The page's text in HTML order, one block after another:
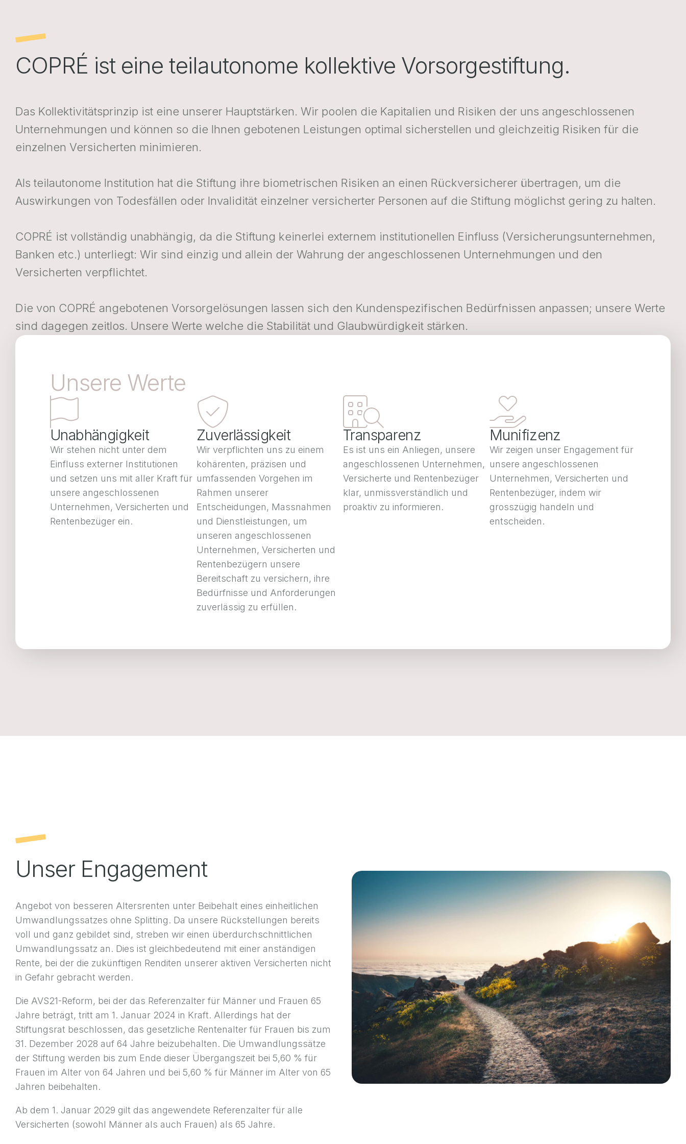
COPRÉ ist eine teilautonome kollektive Vorsorgestiftung.
Das Kollektivitätsprinzip ist eine unserer Hauptstärken. Wir poolen die Kapitalien und Risiken der uns angeschlossenen
Unternehmungen und können so die Ihnen gebotenen Leistungen optimal sicherstellen und gleichzeitig Risiken für die
einzelnen Versicherten minimieren.
Als teilautonome Institution hat die Stiftung ihre biometrischen Risiken an einen Rückversicherer übertragen, um die
Auswirkungen von Todesfällen oder Invalidität einzelner versicherter Personen auf die Stiftung möglichst gering zu halten.
COPRÉ ist vollständig unabhängig, da die Stiftung keinerlei externem institutionellen Einfluss (Versicherungsunternehmen,
Banken etc.) unterliegt: Wir sind einzig und allein der Wahrung der angeschlossenen Unternehmungen und den
Versicherten verpflichtet.
Die von COPRÉ angebotenen Vorsorgelösungen lassen sich den Kundenspezifischen Bedürfnissen anpassen; unsere Werte
sind dagegen zeitlos. Unsere Werte welche die Stabilität und Glaubwürdigkeit stärken.
Unsere Werte
Unabhängigkeit
Wir stehen nicht unter dem
Einfluss externer Institutionen
und setzen uns mit aller Kraft für
unsere angeschlossenen
Unternehmen, Versicherten und
Rentenbezüger ein.
Zuverlässigkeit
Wir verpflichten uns zu einem
kohärenten, präzisen und
umfassenden Vorgehen im
Rahmen unserer
Entscheidungen, Massnahmen
und Dienstleistungen, um
unseren angeschlossenen
Unternehmen, Versicherten und
Rentenbezügern unsere
Bereitschaft zu versichern, ihre
Bedürfnisse und Anforderungen
zuverlässig zu erfüllen.
Transparenz
Es ist uns ein Anliegen, unsere
angeschlossenen Unternehmen,
Versicherte und Rentenbezüger
klar, unmissverständlich und
proaktiv zu informieren.
Munifizenz
Wir zeigen unser Engagement für
unsere angeschlossenen
Unternehmen, Versicherten und
Rentenbezüger, indem wir
grosszügig handeln und
entscheiden.
Unser Engagement
Angebot von besseren Altersrenten unter Beibehalt eines einheitlichen
Umwandlungssatzes ohne Splitting. Da unsere Rückstellungen bereits
voll und ganz gebildet sind, streben wir einen überdurchschnittlichen
Umwandlungssatz an. Dies ist gleichbedeutend mit einer anständigen
Rente, bei der die zukünftigen Renditen unserer aktiven Versicherten nicht
in Gefahr gebracht werden.
Die AVS21-Reform, bei der das Referenzalter für Männer und Frauen 65
Jahre beträgt, tritt am 1. Januar 2024 in Kraft. Allerdings hat der
Stiftungsrat beschlossen, das gesetzliche Rentenalter für Frauen bis zum
31. Dezember 2028 auf 64 Jahre beizubehalten. Die Umwandlungssätze
der Stiftung werden bis zum Ende dieser Übergangszeit bei 5,60 % für
Frauen im Alter von 64 Jahren und bei 5,60 % für Männer im Alter von 65
Jahren beibehalten.
Ab dem 1. Januar 2029 gilt das angewendete Referenzalter für alle
Versicherten (sowohl Männer als auch Frauen) als 65 Jahre.